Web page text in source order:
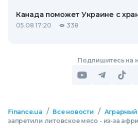
Канада поможет Украине с
05.08 17:20 338
Подпишитесь на
Finance.ua / Все новости /
запретили литовское мясо - из-за